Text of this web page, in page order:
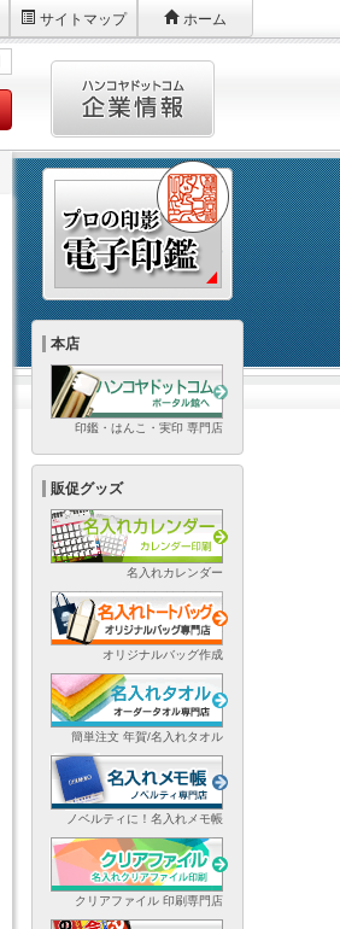
サイトマップ ホーム
本店
印鑑・はんこ・実印 専門店
販促グッズ
名入れカレンダー
オリジナルバッグ作成
簡単注文 年賀/名入れタオル
ノベルティに！名入れメモ帳
クリアファイル 印刷専門店